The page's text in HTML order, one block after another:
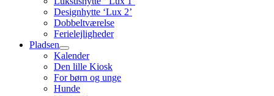
Designhytte ‘Lux 2’
Dobbeltværelse
Ferielejligheder
Pladsen
Kalender
Den lille Kiosk
For børn og unge
Hunde